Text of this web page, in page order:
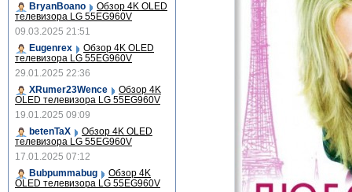
BryanBoano
Обзор 4K OLED
телевизора LG 55EG960V
09.03.2025 21:51
Eugenrex
Обзор 4K OLED
телевизора LG 55EG960V
29.01.2025 22:36
XRumer23Wence
Обзор 4K
OLED телевизора LG 55EG960V
19.01.2025 09:09
betenTaX
Обзор 4K OLED
телевизора LG 55EG960V
17.01.2025 07:12
Bubpummabug
Обзор 4K
OLED телевизора LG 55EG960V